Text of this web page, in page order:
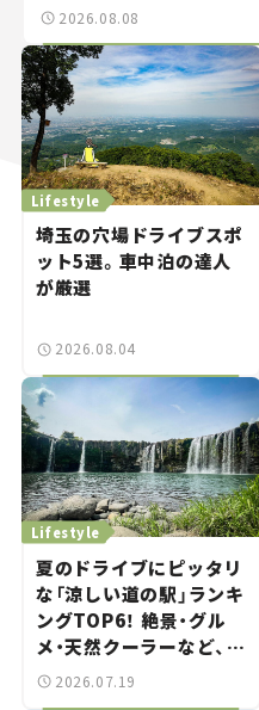
2026.08.08
Lifestyle
埼玉の穴場ドライブスポ
ット5選。車中泊の達人
が厳選
2026.08.04
Lifestyle
夏のドライブにピッタリ
な「涼しい道の駅」ランキ
ングTOP6！ 絶景・グル
メ・天然クーラーなど、避
暑におすすめのスポット
2026.07.19